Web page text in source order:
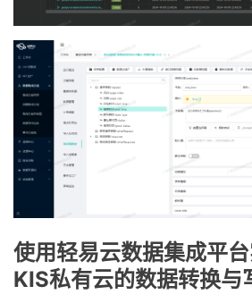
使用轻易云数据集成平
KIS私有云的数据转换与